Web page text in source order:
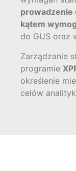
prowadzenie
kątem
do GUS oraz
Zarządzanie
programie
określenie
celów